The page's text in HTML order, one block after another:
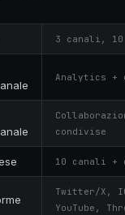
3 canali,
Analytics +
condivise
10 canali
Twitter/X,
YouTube,